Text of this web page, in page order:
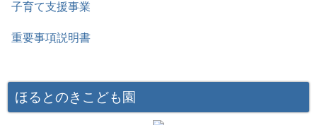
子育て支援事業
重要事項説明書
ほるとのきこども園